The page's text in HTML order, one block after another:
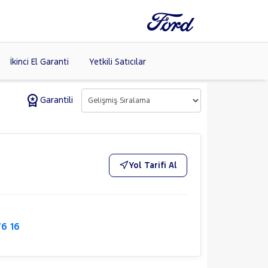
İkinci El Garanti Yetkili Satıcılar
Garantili
Yol Tarifi Al
16